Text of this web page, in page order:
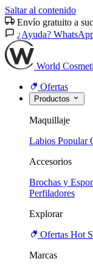
Saltar al contenido
Envío gratuito a
¿Ayuda?
World
Ofertas
Productos
Maquillaje
Labios Popular
Accesorios
Brochas y
Perfiladores
Explorar
Ofertas Hot
Marcas